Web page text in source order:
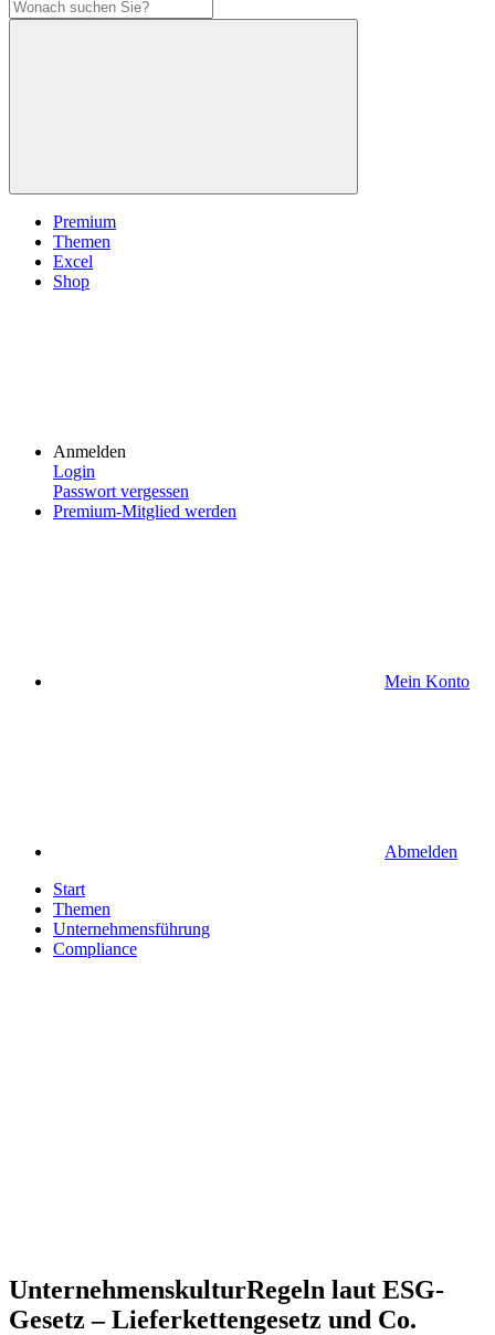
Premium
Themen
Excel
Shop
Anmelden
Login
Passwort vergessen
Premium-Mitglied werden
Mein Konto
Abmelden
Start
Themen
Unternehmensführung
Compliance
UnternehmenskulturRegeln laut ESG-
Gesetz – Lieferkettengesetz und Co.